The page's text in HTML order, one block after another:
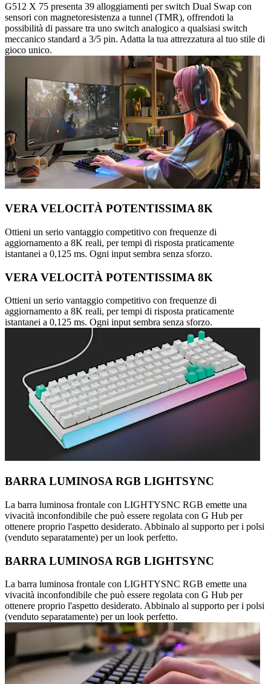
G512 X 75 presenta 39 alloggiamenti per switch Dual Swap con
sensori con magnetoresistenza a tunnel (TMR), offrendoti la
possibilità di passare tra uno switch analogico a qualsiasi switch
meccanico standard a 3/5 pin. Adatta la tua attrezzatura al tuo stile di
gioco unico.
VERA VELOCITÀ POTENTISSIMA 8K
Ottieni un serio vantaggio competitivo con frequenze di
aggiornamento a 8K reali, per tempi di risposta praticamente
istantanei a 0,125 ms. Ogni input sembra senza sforzo.
VERA VELOCITÀ POTENTISSIMA 8K
Ottieni un serio vantaggio competitivo con frequenze di
aggiornamento a 8K reali, per tempi di risposta praticamente
istantanei a 0,125 ms. Ogni input sembra senza sforzo.
BARRA LUMINOSA RGB LIGHTSYNC
La barra luminosa frontale con LIGHTYSNC RGB emette una
vivacità inconfondibile che può essere regolata con G Hub per
ottenere proprio l'aspetto desiderato. Abbinalo al supporto per i polsi
(venduto separatamente) per un look perfetto.
BARRA LUMINOSA RGB LIGHTSYNC
La barra luminosa frontale con LIGHTYSNC RGB emette una
vivacità inconfondibile che può essere regolata con G Hub per
ottenere proprio l'aspetto desiderato. Abbinalo al supporto per i polsi
(venduto separatamente) per un look perfetto.